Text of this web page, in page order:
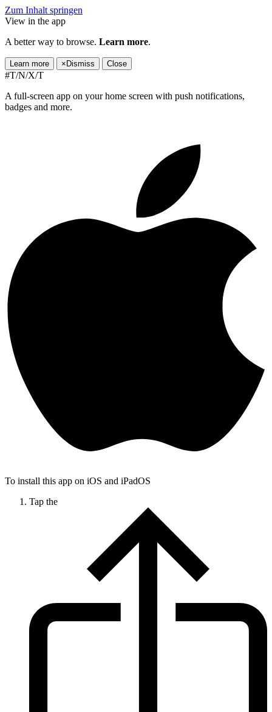
Zum Inhalt springen
View in the app
A better way to browse. Learn more.
Learn more × Dismiss Close
#T/N/X/T
A full-screen app on your home screen with push notifications,
badges and more.
To install this app on iOS and iPadOS
Tap the